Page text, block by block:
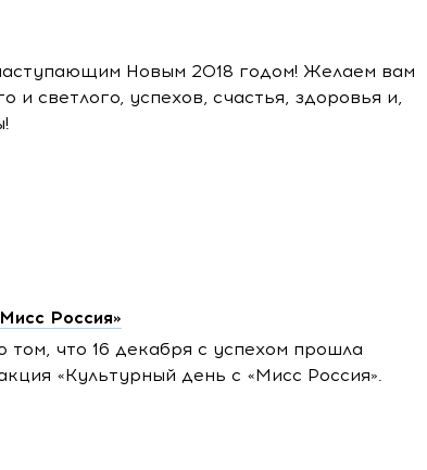
Новым 2018 годом! Желаем вам
и светлого, успехов, счастья, здоровья и,
Россия»
что 16 декабря с успехом прошла
«Культурный день с «Мисс Россия».